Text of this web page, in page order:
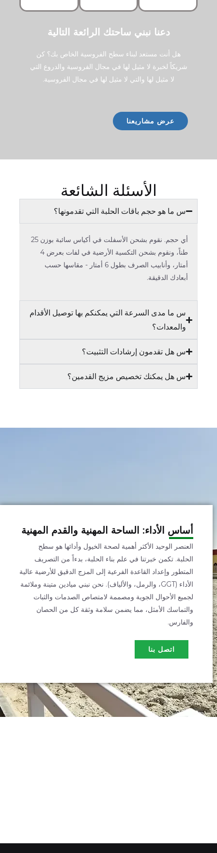
دعنا نبني ساحتك الرائعة التالية
هل أنت مستعد لبناء سطح الفروسية الخاص بك؟ كن
شريكاً لخبرة لا مثيل لها في مجال الفروسية والدروع التي
لا مثيل لها والتي لا مثيل لها في مجال الفروسية.
عرض مشاريعنا
الأسئلة الشائعة
س ما هو حجم باقات الحلبة التي تقدمونها؟
أي حجم. نقوم بشحن الأسفلت في أكياس سائبة بوزن 25
طناً، ونقوم بشحن التكسية الأرضية في لفات بعرض 4
أمتار، وأنابيب الصرف بطول 6 أمتار - مقاسها حسب
أبعادك الدقيقة.
س ما مدى السرعة التي يمكنكم بها توصيل الأقدام
والمعدات؟
س هل تقدمون إرشادات التثبيت؟
س هل يمكنك تخصيص مزيج القدمين؟
أساس الأداء: الساحة المهنية والقدم المهنية
العنصر الوحيد الأكثر أهمية لصحة الخيول وأدائها هو سطح
الحلبة. تكمن خبرتنا في علم بناء الحلبة، بدءاً من التصريف
المتطور وإعداد القاعدة الفرعية إلى المزج الدقيق للأرضية عالية
الأداء (GGT، والرمل، والألياف). نحن نبني ميادين متينة وملائمة
لجميع الأحوال الجوية ومصممة لامتصاص الصدمات والثبات
والتماسك الأمثل، مما يضمن سلامة وثقة كل من الحصان
والفارس.
اتصل بنا